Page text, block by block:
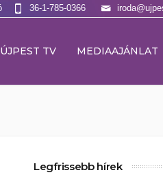
36-1-785-0366
ÚJPEST TV MEDIAAJÁNLAT
Legfrissebb hírek